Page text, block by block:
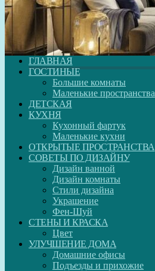
ГЛАВНАЯ
ГОСТИНЫЕ
Большие комнаты
Маленькие пространства
ДЕТСКАЯ
КУХНЯ
Кухонный фартук
Маленькие кухни
ОТКРЫТЫЕ ПРОСТРАНСТВА
СОВЕТЫ ПО ДИЗАЙНУ
Дизайн ванной
Дизайн комнаты
Стили дизайна
Украшение
Фен-Шуй
СТЕНЫ И КРАСКА
Цвет
УЛУЧШЕНИЕ ДОМА
Домашние офисы
Подъезды и прихожие